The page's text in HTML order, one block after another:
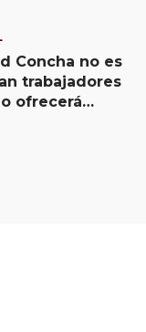
Concha no es
trabajadores
ofrecerá